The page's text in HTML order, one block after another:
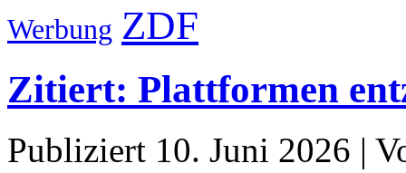
Werbung ZDF
Zitiert: Plattformen
Publiziert 10. Juni 2026 |